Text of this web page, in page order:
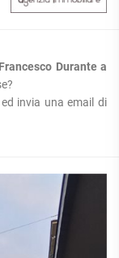
Durante a
ed invia una email di